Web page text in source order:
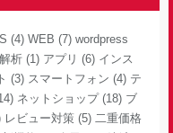
(4) WEB (7) wordpress
析 (1) アプリ (6) インス
(3) スマートフォン (4) テ
ネットショップ(18) ブ
レビュー対策 (5) 二重価格